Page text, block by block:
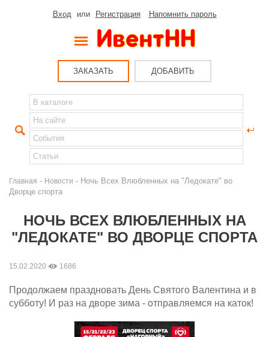
Вход или Регистрация Напомнить пароль
ЗАКАЗАТЬ ДОБАВИТЬ
Главная - Новости - Ночь Всех Влюбленных на "Ледокате" во
Дворце спорта
НОЧЬ ВСЕХ ВЛЮБЛЕННЫХ НА
"ЛЕДОКАТЕ" ВО ДВОРЦЕ СПОРТА
15.02.2020 1686
Продолжаем праздновать День Святого Валентина и в
субботу! И раз на дворе зима - отправляемся на каток!